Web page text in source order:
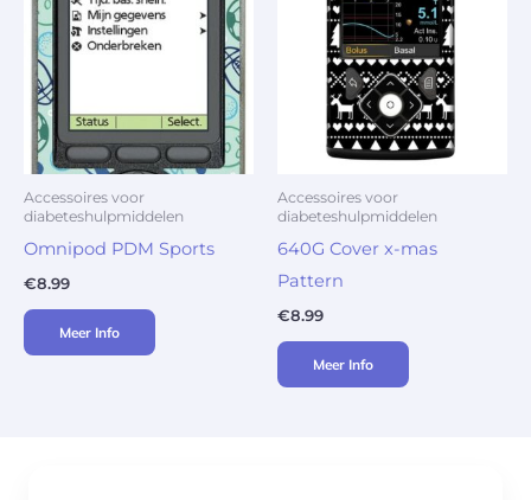
Accessoires voor
diabeteshulpmiddelen
Omnipod PDM Sports
€8.99
Meer Info
Accessoires voor
diabeteshulpmiddelen
640G Cover x-mas
Pattern
€8.99
Meer Info